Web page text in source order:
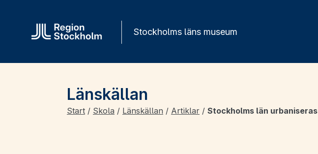
Stockholms läns museum
Länskällan
Start / Skola / Länskällan / Artiklar / Stockholms län urbaniseras